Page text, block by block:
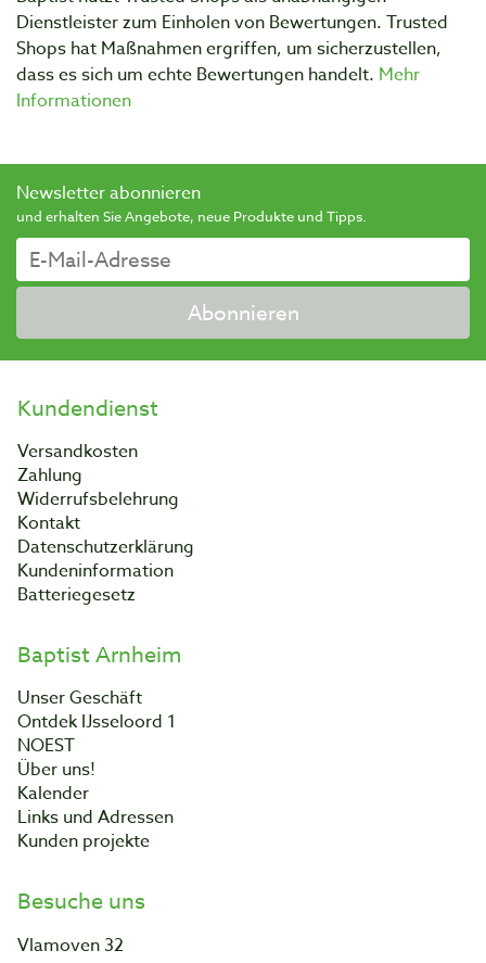
Dienstleister zum Einholen von Bewertungen. Trusted
Shops hat Maßnahmen ergriffen, um sicherzustellen,
dass es sich um echte Bewertungen handelt. Mehr
Informationen
Newsletter abonnieren
und erhalten Sie Angebote, neue Produkte und Tipps.
Abonnieren
Kundendienst
Versandkosten
Zahlung
Widerrufsbelehrung
Kontakt
Datenschutzerklärung
Kundeninformation
Batteriegesetz
Baptist Arnheim
Unser Geschäft
Ontdek IJsseloord 1
NOEST
Über uns!
Kalender
Links und Adressen
Kunden projekte
Besuche uns
Vlamoven 32